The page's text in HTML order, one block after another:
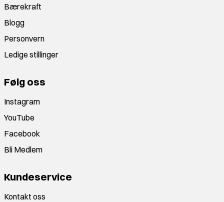
Bærekraft
Blogg
Personvern
Ledige stillinger
Følg oss
Instagram
YouTube
Facebook
Bli Medlem
Kundeservice
Kontakt oss